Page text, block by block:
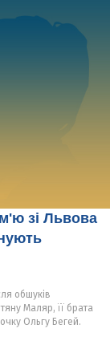
зі Львова
обшуків
Маляр, її брата
Ольгу Бегей.